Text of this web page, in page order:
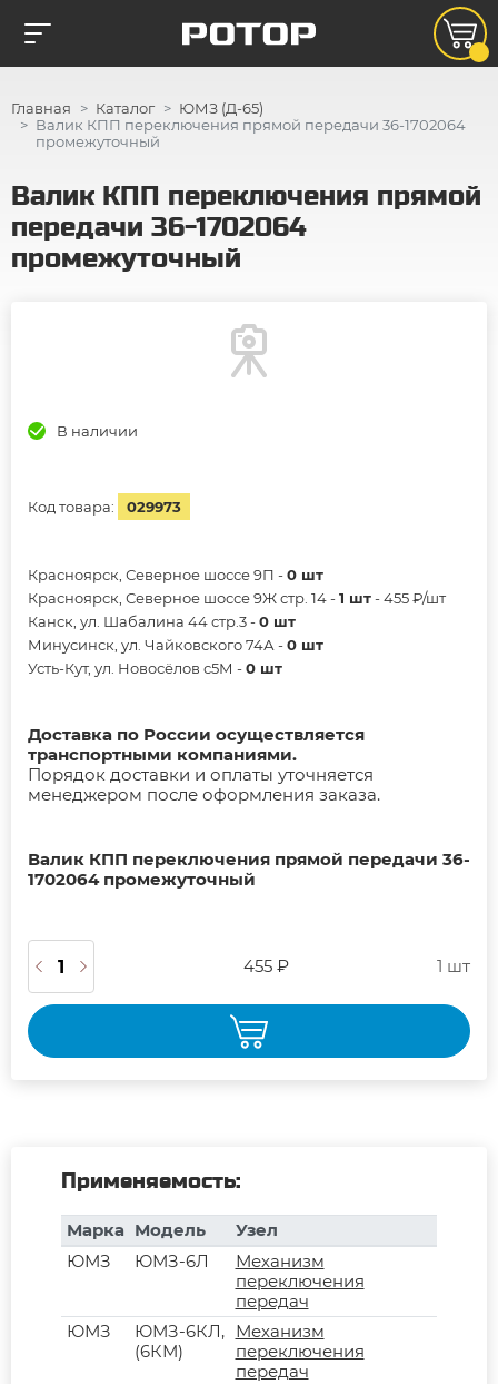
Главная Каталог
ЮМЗ (Д-65)
Валик КПП переключения прямой передачи 36-1702064
промежуточный
Валик КПП переключения прямой
передачи 36-1702064
промежуточный
В наличии
Код товара: 029973
Красноярск, Северное шоссе 9П -0 шт
Красноярск, Северное шоссе 9Ж стр. 14 -1 шт- 455 ₽/шт
Канск, ул. Шабалина 44 стр.3 -0 шт
Минусинск, ул. Чайковского 74А -0 шт
Усть-Кут, ул. Новосёлов с5М -0 шт
Доставка по России осуществляется
транспортными компаниями.
Порядок доставки и оплаты уточняется
менеджером после оформления заказа.
Валик КПП переключения прямой передачи 36-
1702064 промежуточный
455 ₽ 1 шт
Применяемость:
Марка Модель
Узел
ЮМЗ
ЮМЗ-6Л
Механизм
переключения
передач
ЮМЗ
ЮМЗ-6КЛ,
(6КМ)
Механизм
переключения
передач